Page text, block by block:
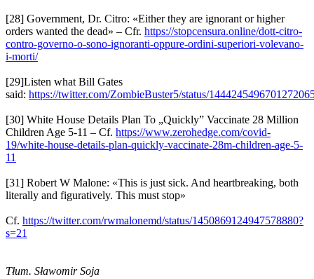
[28] Government, Dr. Citro: «Either they are ignorant or higher
orders wanted the dead» – Cfr. https://stopcensura.online/dott-citro-
contro-governo-o-sono-ignoranti-oppure-ordini-superiori-volevano-
i-morti/
[29]Listen what Bill Gates
said: https://twitter.com/ZombieBuster5/status/
[30] White House Details Plan To „Quickly” Vaccinate 28 Million
Children Age 5-11 – Cf. https://www.zerohedge.com/covid-
19/white-house-details-plan-quickly-vaccinate-28m-children-age-5-
11
[31] Robert W Malone: «This is just sick. And heartbreaking, both
literally and figuratively. This must stop»
Cf. https://twitter.com/rwmalonemd/status/1450869124947578880?
s=21
Tłum. Sławomir Soja